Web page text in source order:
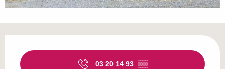
03 20 14 93 ▒▒